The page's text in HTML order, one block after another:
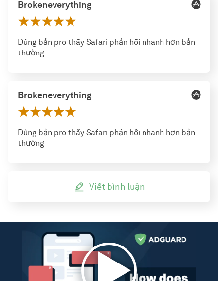
Brokeneverything
Dùng bản pro thấy Safari phản hồi nhanh hơn bản
thường
Brokeneverything
Dùng bản pro thấy Safari phản hồi nhanh hơn bản
thường
Viết bình luận